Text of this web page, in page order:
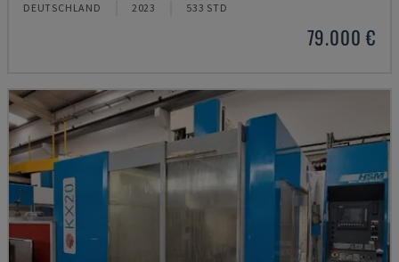
DEUTSCHLAND 2023 533 STD
79.000 €